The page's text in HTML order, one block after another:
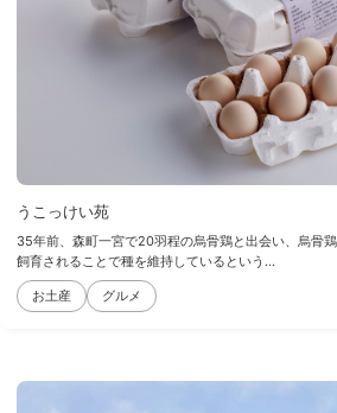
うこっけい苑
35年前、森町一宮で20羽程の烏骨鶏と出会い、烏骨鶏
飼育されることで種を維持しているという...
お土産 グルメ